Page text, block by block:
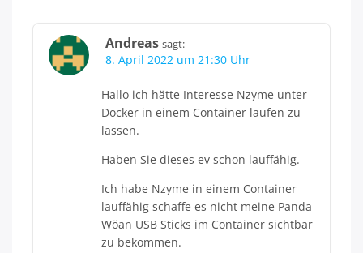
Andreas sagt:
8. April 2022 um 21:30 Uhr
Hallo ich hätte Interesse Nzyme unter
Docker in einem Container laufen zu
lassen.
Haben Sie dieses ev schon lauffähig.
Ich habe Nzyme in einem Container
lauffähig schaffe es nicht meine Panda
Wöan USB Sticks im Container sichtbar
zu bekommen.